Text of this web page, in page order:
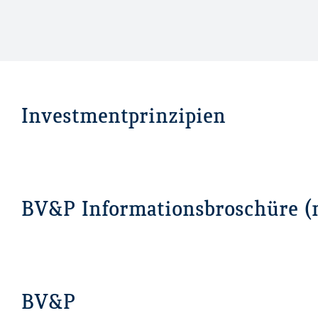
Investmentprinzipien
BV&P Informationsbroschüre
BV&P